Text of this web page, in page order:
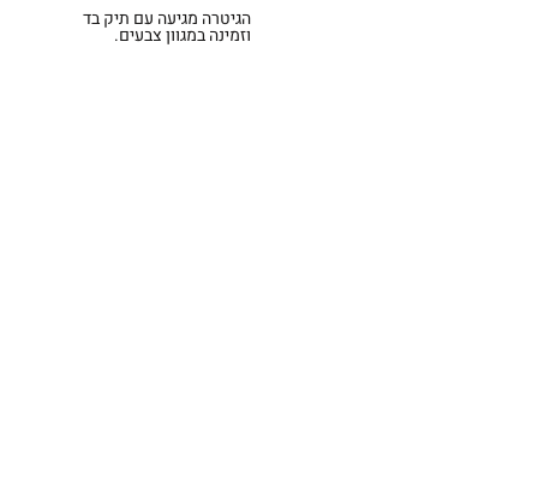
הגיטרה מגיעה עם תיק בד
וזמינה במגוון צבעים.